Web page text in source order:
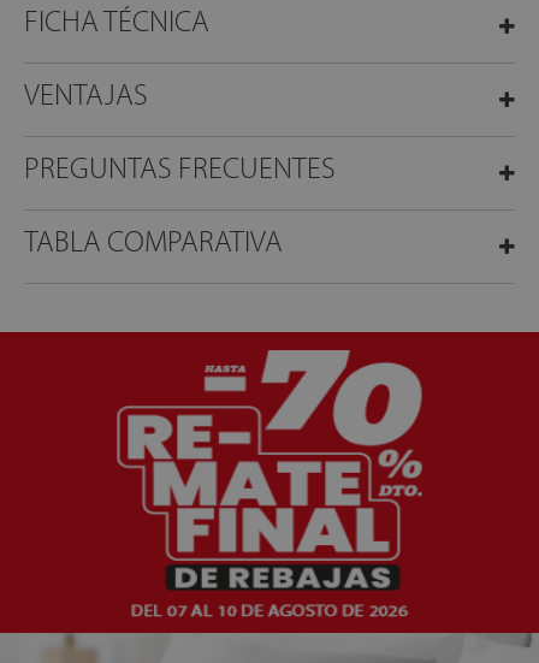
FICHA TÉCNICA
VENTAJAS
PREGUNTAS FRECUENTES
TABLA COMPARATIVA